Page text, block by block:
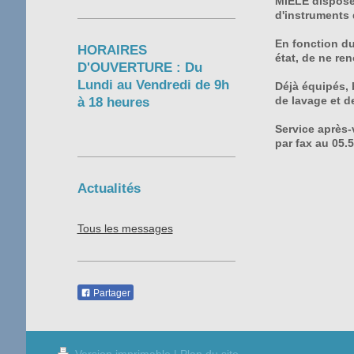
d'instruments
En fonction
état, de ne
Déjà
de lavage et
Service
par fax au
HORAIRES
D'OUVERTURE : Du
Lundi au Vendredi de 9h
à 18 heures
Actualités
Tous les messages
Partager